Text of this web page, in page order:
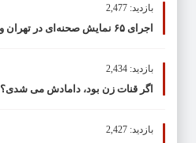
بازدید: 2,477
اجرای ۶۵ نمایش صحنه‌ای در تهران و ۳۰۰ اثر در شهرستان‌ها
بازدید: 2,434
اگر قنات زن بود، دامادش می شدی؟
بازدید: 2,427